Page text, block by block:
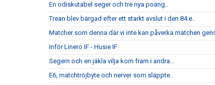
En odiskutabel seger och tre nya poäng..
Trean blev bärgad efter ett starkt avslut i den 84:e..
Matcher som denna där vi inte kan påverka matchen
Inför Linero IF - Husie IF
Segern och en jäkla vilja kom fram i andra...
E6, matchtröjbyte och nerver som släppte..